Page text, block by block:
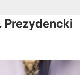
Prezydencki